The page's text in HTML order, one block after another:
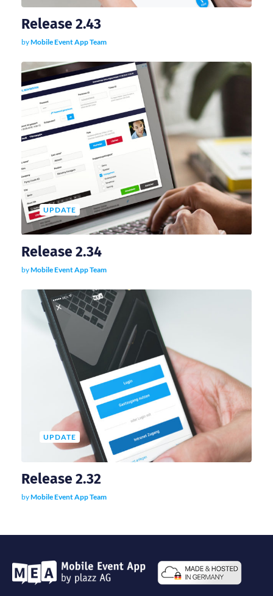
g
a
t
i
o
n
Release 2.43
byMobile Event App Team
UPDATE
Release 2.34
byMobile Event App Team
UPDATE
Release 2.32
byMobile Event App Team